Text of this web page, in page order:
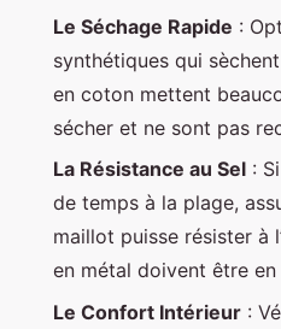
Le Séchage Rapide :
synthétiques qui
en coton mettent
sécher et ne sont pas
La Résistance au Sel :
de temps à la plage,
maillot puisse résister à
en métal doivent être en
Le Confort Intérieur :